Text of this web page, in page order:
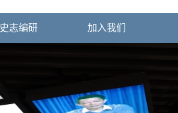
史志编研 加入我们